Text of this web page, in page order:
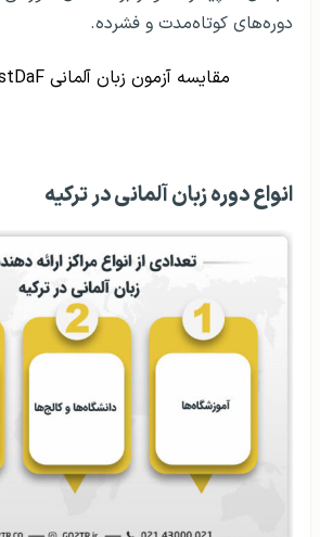
دوره‌های کوتاه‌مدت و فشرده.
مقایسه آزمون زبان آلمانی TestDaF و DSH
انواع دوره زبان آلمانی در ترکیه